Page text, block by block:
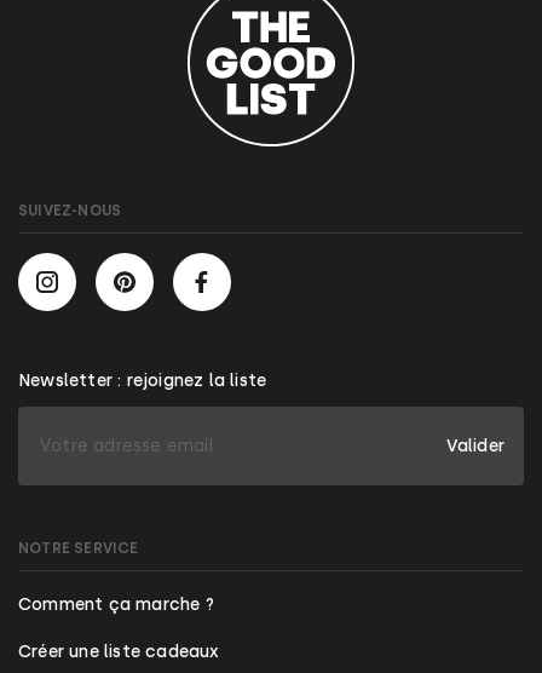
NOTRE SERVICE
Comment ça marche ?
Créer une liste cadeaux
SUIVEZ-NOUS
Newsletter : rejoignez la liste
Valider